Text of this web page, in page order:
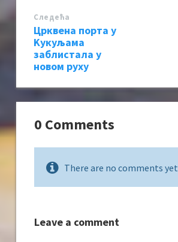
Следећa
Црквена порта у
Kукуљама
заблистала у
новом руху
0 Comments
There are no comments yet
Leave a comment